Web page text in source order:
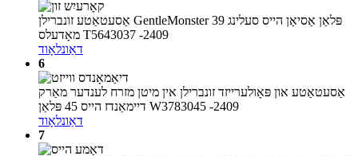
אַסעטאַטע זונברילן GentleMonster פּלאַן אַסיאַן הייס סעלינג 39
מאָדעלס T5643037 -2409
דאַונלאָוד
6
אַסעטאַטע און פּאָולערייזד זונברילן אין מיטן מזרח לענדער מאַרק
דיימאַנדז הייס 45 פּלאַן W3783045 -2409
דאַונלאָוד
7